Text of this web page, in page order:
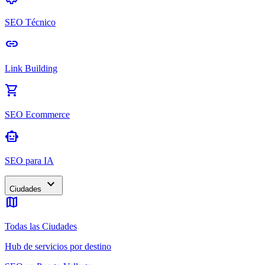
SEO Técnico
link
Link Building
shopping_cart
SEO Ecommerce
smart_toy
SEO para IA
Ciudades
expand_more
map
Todas las Ciudades
Hub de servicios por destino